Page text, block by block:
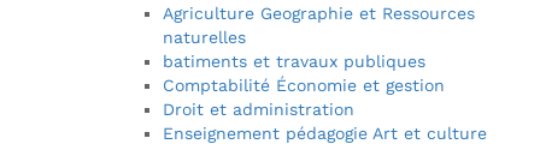
Agriculture Geographie et Ressources
naturelles
batiments et travaux publiques
Comptabilité Économie et gestion
Droit et administration
Enseignement pédagogie Art et culture